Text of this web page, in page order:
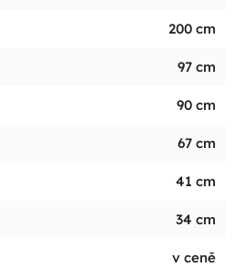
200 cm
97 cm
90 cm
67 cm
41 cm
34 cm
v ceně